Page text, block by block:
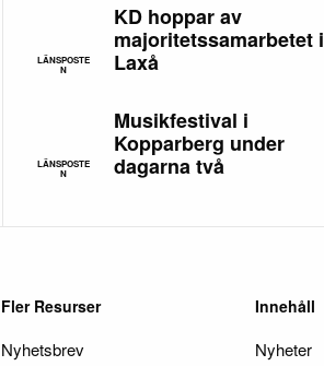
LÄNSPOSTE
N
KD hoppar av
majoritetssamarbetet i
Laxå
LÄNSPOSTE
N
Musikfestival i
Kopparberg under
dagarna två
Fler Resurser
Nyhetsbrev
Innehåll
Nyheter